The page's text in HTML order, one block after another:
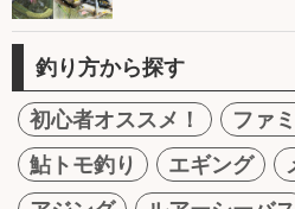
釣り方から探す
初心者オススメ！
ファ
鮎トモ釣り
エギング